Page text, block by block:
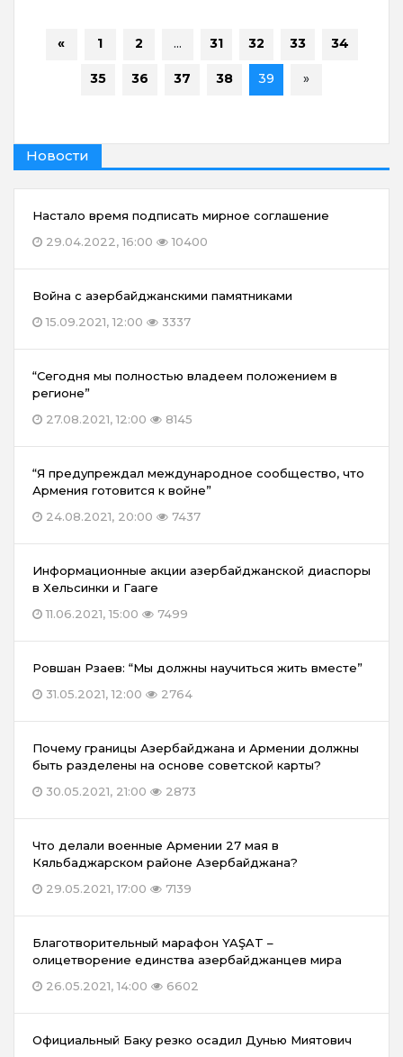
« 1 2 ... 31 32 33 34
35 36 37 38 39 »
Новости
Настало время подписать мирное соглашение
29.04.2022, 16:00
10400
Война с азербайджанскими памятниками
15.09.2021, 12:00
3337
“Сегодня мы полностью владеем положением в
регионе”
27.08.2021, 12:00
8145
“Я предупреждал международное сообщество, что
Армения готовится к войне”
24.08.2021, 20:00
7437
Информационные акции азербайджанской диаспоры
в Хельсинки и Гааге
11.06.2021, 15:00
7499
Ровшан Рзаев: “Мы должны научиться жить вместе”
31.05.2021, 12:00
2764
Почему границы Азербайджана и Армении должны
быть разделены на основе советской карты?
30.05.2021, 21:00
2873
Что делали военные Армении 27 мая в
Кяльбаджарском районе Азербайджана?
29.05.2021, 17:00
7139
Благотворительный марафон YAŞAT –
олицетворение единства азербайджанцев мира
26.05.2021, 14:00
6602
Официальный Баку резко осадил Дунью Миятович